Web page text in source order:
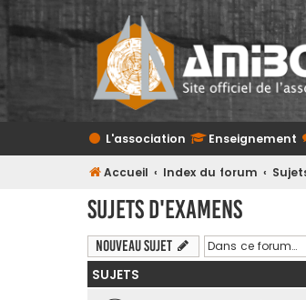
L'association Enseignement
Accueil Index du forum
Sujets d'examens
Nouveau sujet
SUJETS